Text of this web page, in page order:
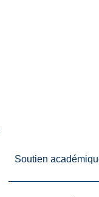
Soutien